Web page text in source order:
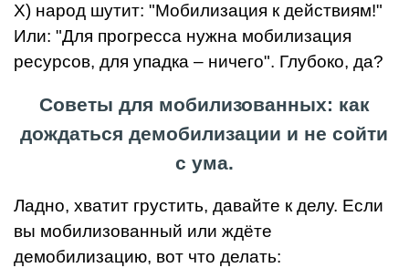
X) народ шутит: "Мобилизация к действиям!"
Или: "Для прогресса нужна мобилизация
ресурсов, для упадка – ничего". Глубоко, да?
Советы для мобилизованных: как
дождаться демобилизации и не сойти
с ума.
Ладно, хватит грустить, давайте к делу. Если
вы мобилизованный или ждёте
демобилизацию, вот что делать: